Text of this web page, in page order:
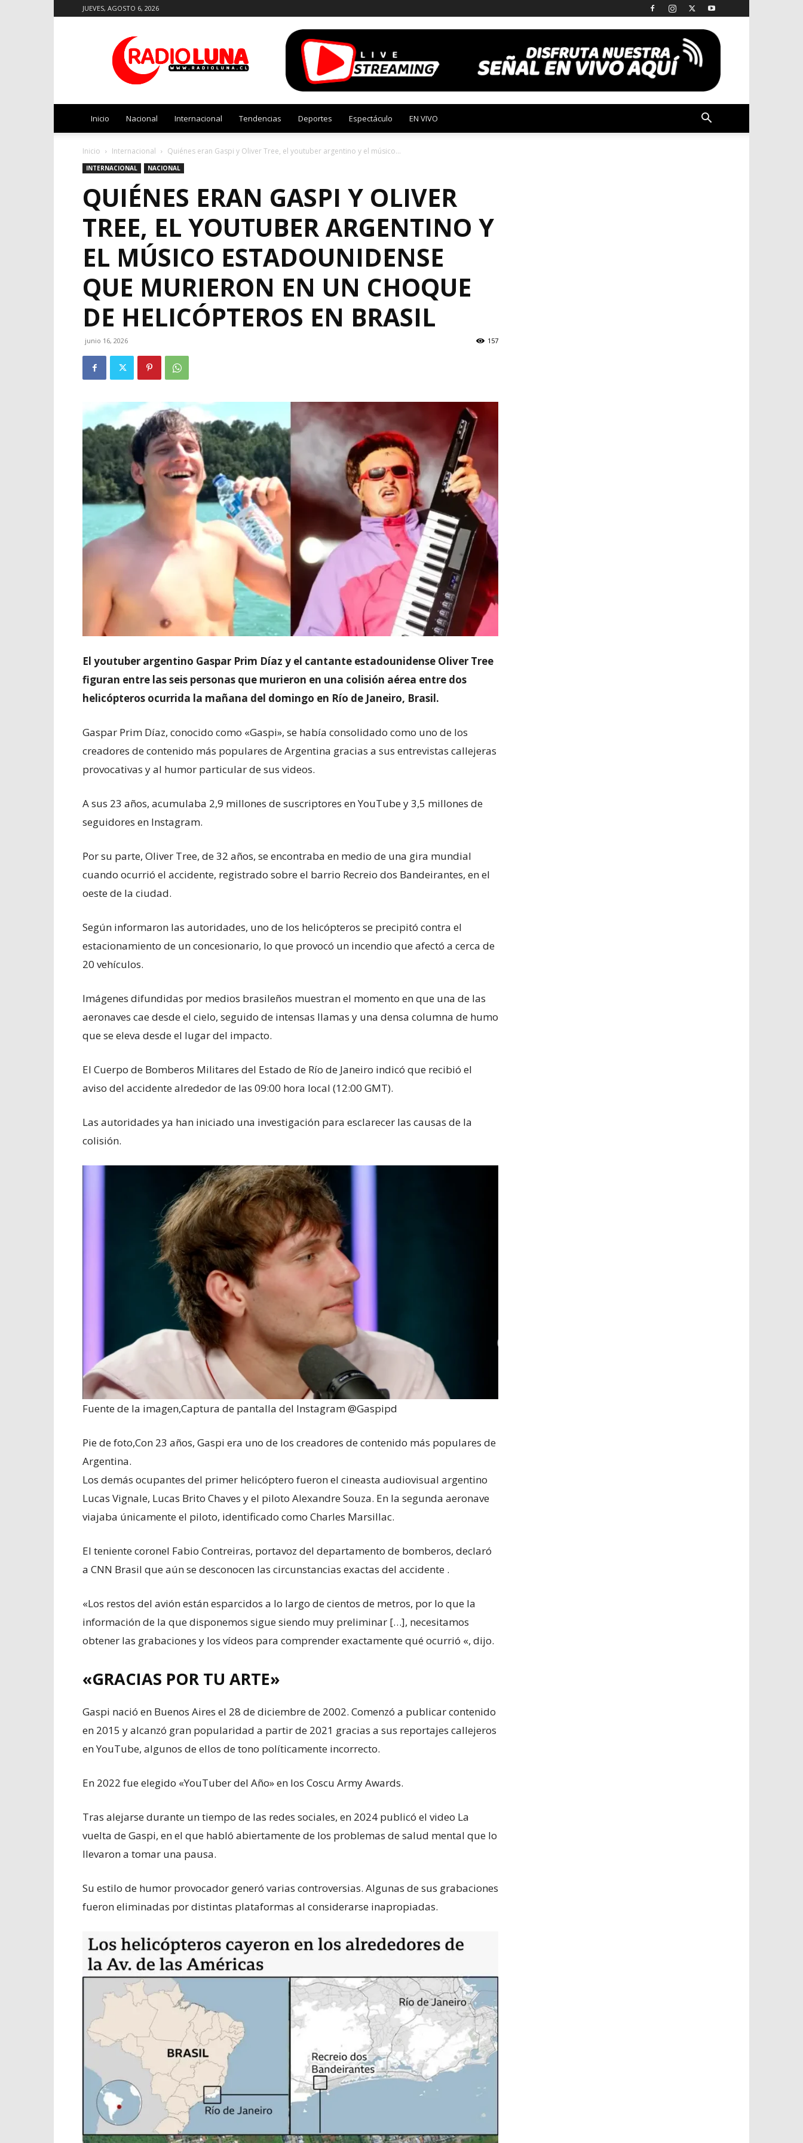
JUEVES, AGOSTO 6, 2026
Luna
Inicio Nacional Internacional Tendencias Deportes Espectáculo EN VIVO
Inicio Internacional Quiénes eran Gaspi y Oliver Tree, el youtuber argentino y el músico...
INTERNACIONAL NACIONAL
QUIÉNES ERAN GASPI Y OLIVER
TREE, EL YOUTUBER ARGENTINO Y
EL MÚSICO ESTADOUNIDENSE
QUE MURIERON EN UN CHOQUE
DE HELICÓPTEROS EN BRASIL
junio 16, 2026 157
El youtuber argentino Gaspar Prim Díaz y el cantante estadounidense Oliver Tree
figuran entre las seis personas que murieron en una colisión aérea entre dos
helicópteros ocurrida la mañana del domingo en Río de Janeiro, Brasil.
Gaspar Prim Díaz, conocido como «Gaspi», se había consolidado como uno de los
creadores de contenido más populares de Argentina gracias a sus entrevistas callejeras
provocativas y al humor particular de sus videos.
A sus 23 años, acumulaba 2,9 millones de suscriptores en YouTube y 3,5 millones de
seguidores en Instagram.
Por su parte, Oliver Tree, de 32 años, se encontraba en medio de una gira mundial
cuando ocurrió el accidente, registrado sobre el barrio Recreio dos Bandeirantes, en el
oeste de la ciudad.
Según informaron las autoridades, uno de los helicópteros se precipitó contra el
estacionamiento de un concesionario, lo que provocó un incendio que afectó a cerca de
20 vehículos.
Imágenes difundidas por medios brasileños muestran el momento en que una de las
aeronaves cae desde el cielo, seguido de intensas llamas y una densa columna de humo
que se eleva desde el lugar del impacto.
El Cuerpo de Bomberos Militares del Estado de Río de Janeiro indicó que recibió el
aviso del accidente alrededor de las 09:00 hora local (12:00 GMT).
Las autoridades ya han iniciado una investigación para esclarecer las causas de la
colisión.
Fuente de la imagen,Captura de pantalla del Instagram @Gaspipd
Pie de foto,Con 23 años, Gaspi era uno de los creadores de contenido más populares de
Argentina.
Los demás ocupantes del primer helicóptero fueron el cineasta audiovisual argentino
Lucas Vignale, Lucas Brito Chaves y el piloto Alexandre Souza. En la segunda aeronave
viajaba únicamente el piloto, identificado como Charles Marsillac.
El teniente coronel Fabio Contreiras, portavoz del departamento de bomberos, declaró
a CNN Brasil que aún se desconocen las circunstancias exactas del accidente .
«Los restos del avión están esparcidos a lo largo de cientos de metros, por lo que la
información de la que disponemos sigue siendo muy preliminar […], necesitamos
obtener las grabaciones y los vídeos para comprender exactamente qué ocurrió «, dijo.
«GRACIAS POR TU ARTE»
Gaspi nació en Buenos Aires el 28 de diciembre de 2002. Comenzó a publicar contenido
en 2015 y alcanzó gran popularidad a partir de 2021 gracias a sus reportajes callejeros
en YouTube, algunos de ellos de tono políticamente incorrecto.
En 2022 fue elegido «YouTuber del Año» en los Coscu Army Awards.
Tras alejarse durante un tiempo de las redes sociales, en 2024 publicó el video La
vuelta de Gaspi, en el que habló abiertamente de los problemas de salud mental que lo
llevaron a tomar una pausa.
Su estilo de humor provocador generó varias controversias. Algunas de sus grabaciones
fueron eliminadas por distintas plataformas al considerarse inapropiadas.